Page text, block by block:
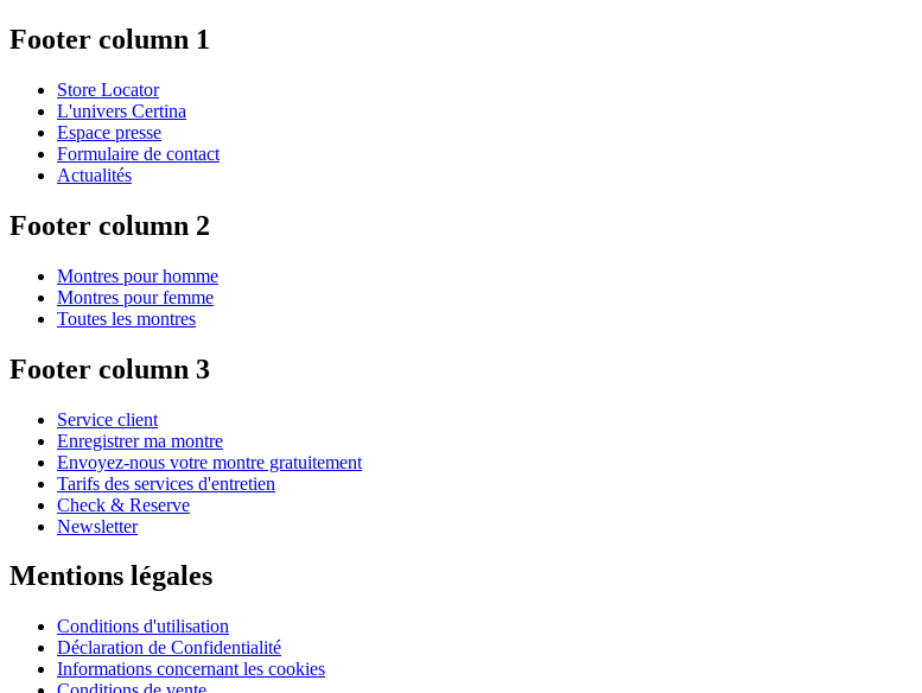
Footer column 1
Store Locator
L'univers Certina
Espace presse
Formulaire de contact
Actualités
Footer column 2
Montres pour homme
Montres pour femme
Toutes les montres
Footer column 3
Service client
Enregistrer ma montre
Envoyez-nous votre montre gratuitement
Tarifs des services d'entretien
Check & Reserve
Newsletter
Mentions légales
Conditions d'utilisation
Déclaration de Confidentialité
Informations concernant les cookies